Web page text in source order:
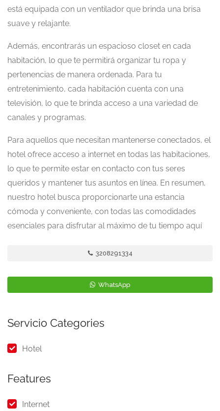
está equipada con un ventilador que brinda una brisa
suave y relajante.
Además, encontrarás un espacioso closet en cada
habitación, lo que te permitirá organizar tu ropa y
pertenencias de manera ordenada. Para tu
entretenimiento, cada habitación cuenta con una
televisión, lo que te brinda acceso a una variedad de
canales y programas.
Para aquellos que necesitan mantenerse conectados, el
hotel ofrece acceso a internet en todas las habitaciones,
lo que te permite estar en contacto con tus seres
queridos y mantener tus asuntos en línea. En resumen,
nuestro hotel busca proporcionarte una estancia
cómoda y conveniente, con todas las comodidades
esenciales para disfrutar al máximo de tu tiempo aquí
3208291334
WhatsApp
Servicio Categories
Hotel
Features
Internet